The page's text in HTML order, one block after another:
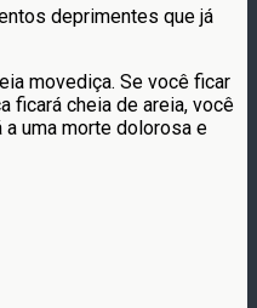
deprimentes que já
movediça. Se você ficar
ficará cheia de areia, você
uma morte dolorosa e